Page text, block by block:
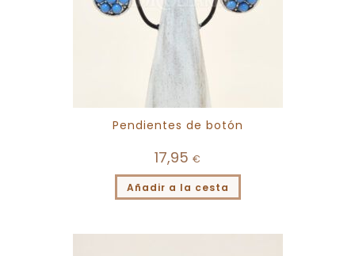
Pendientes de botón
17,95 €
Añadir a la cesta